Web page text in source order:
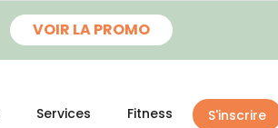
VOIR LA PROMO
Services Fitness S'inscrire